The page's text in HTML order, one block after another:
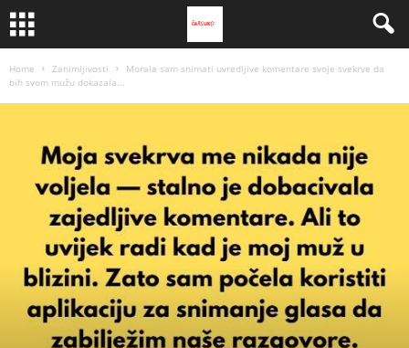
Home Zanimljivosti
Morala sam snimati uvredljive komentare svoje svekrve da
bih svom mužu dokazala...